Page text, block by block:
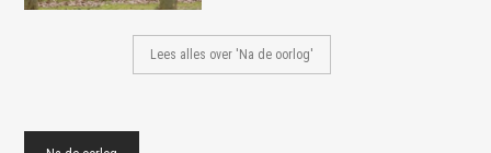
Lees alles over 'Na de oorlog'